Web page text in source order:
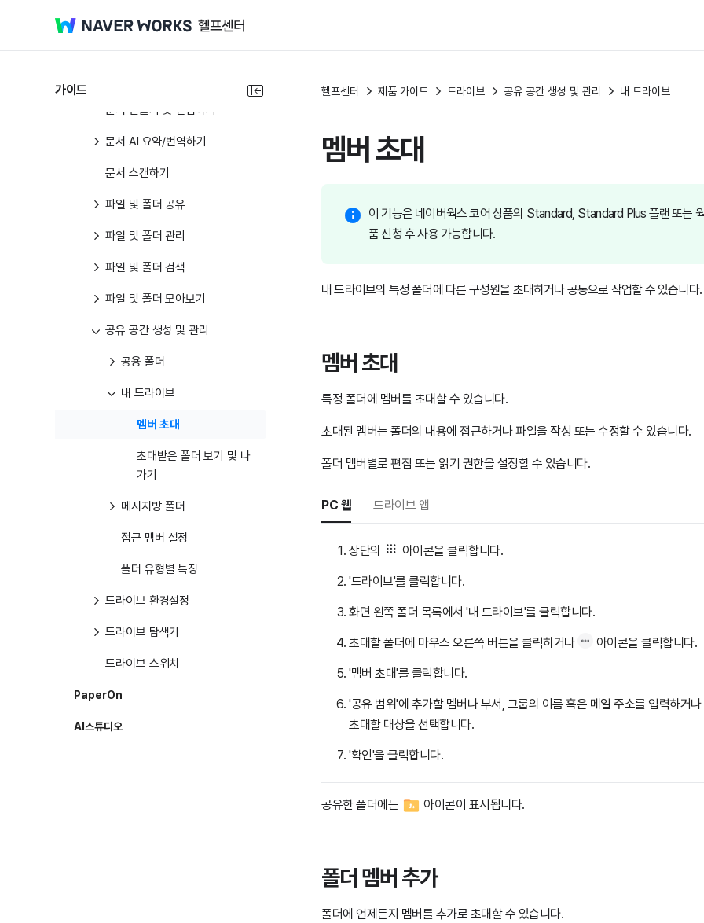
가이드
파일 올리기 및 내려받기
문서 만들기 및 편집하기
문서 AI 요약/번역하기
문서 스캔하기
파일 및 폴더 공유
파일 및 폴더 관리
파일 및 폴더 검색
파일 및 폴더 모아보기
공유 공간 생성 및 관리
공용 폴더
내 드라이브
멤버 초대
초대받은 폴더 보기 및 나
가기
메시지방 폴더
접근 멤버 설정
폴더 유형별 특징
드라이브 환경설정
드라이브 탐색기
드라이브 스위치
PaperOn
AI스튜디오
헬프센터 제품 가이드 드라이브 공유 공간 생성 및 관리 내 드라이브
멤버 초대
이 기능은 네이버웍스 코어 상품의 Standard, Standard Plus 플랜 또는
품 신청 후 사용 가능합니다.
내 드라이브의 특정 폴더에 다른 구성원을 초대하거나 공동으로 작업할 수 있습니다.
멤버 초대
특정 폴더에 멤버를 초대할 수 있습니다.
초대된 멤버는 폴더의 내용에 접근하거나 파일을 작성 또는 수정할 수 있습니다.
폴더 멤버별로 편집 또는 읽기 권한을 설정할 수 있습니다.
PC 웹 드라이브 앱
상단의 아이콘을 클릭합니다.
'드라이브'를 클릭합니다.
화면 왼쪽 폴더 목록에서 '내 드라이브'를 클릭합니다.
초대할 폴더에 마우스 오른쪽 버튼을 클릭하거나 아이콘을 클릭합니다.
'멤버 초대'를 클릭합니다.
'공유 범위'에 추가할 멤버나 부서, 그룹의 이름 혹은 메일 주소를 입력하거
초대할 대상을 선택합니다.
'확인'을 클릭합니다.
공유한 폴더에는 아이콘이 표시됩니다.
폴더 멤버 추가
폴더에 언제든지 멤버를 추가로 초대할 수 있습니다.